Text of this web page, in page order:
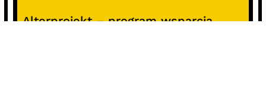
Alterprojekt – program wsparcia